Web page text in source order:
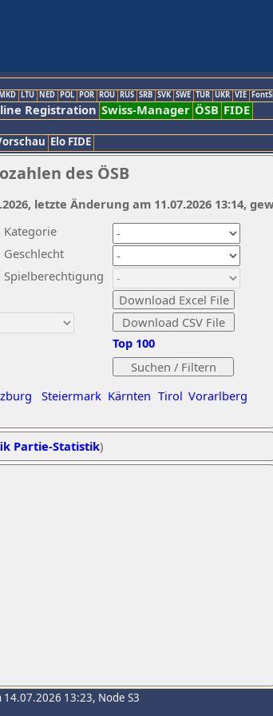
LTU NED POL POR ROU RUS SRB SVK SWE TUR UKR VIE
Registration Swiss-Manager ÖSB FIDE
Elo FIDE
des ÖSB
Kategorie
Geschlecht
Spielberechtigung
Steiermark Kärnten Tirol Vorarlberg
Top 100
letzte Änderung am 11.07.2026 13:14,
Partie-Statistik)
14.07.2026 13:23, Node S3